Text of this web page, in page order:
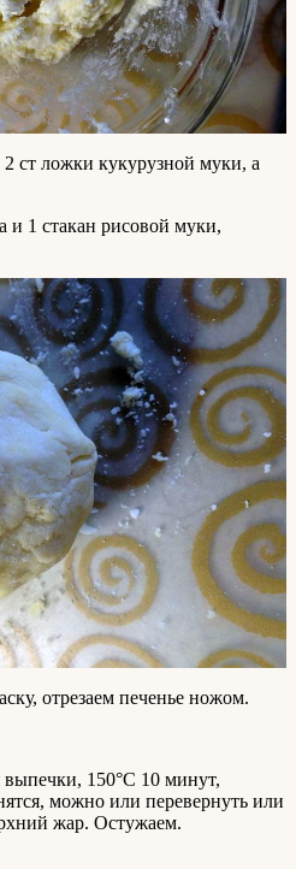
ст ложки кукурузной муки, а
и 1 стакан рисовой муки,
отрезаем печенье ножом.
150°C 10 минут,
можно или перевернуть или
жар. Остужаем.